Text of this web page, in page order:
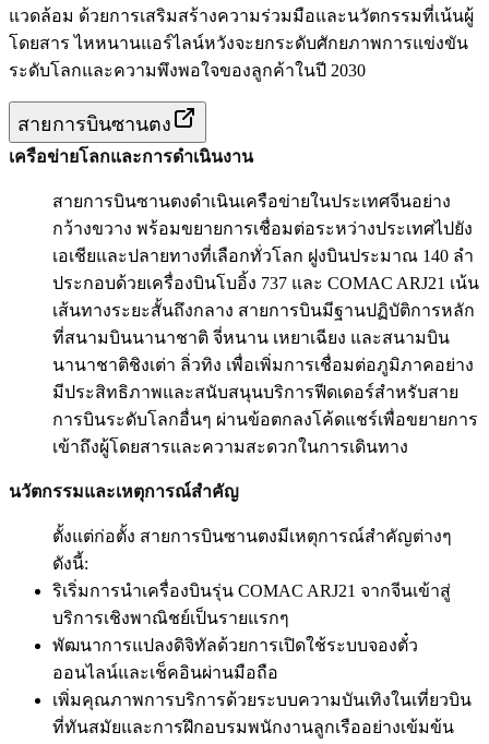
แวดล้อม ด้วยการเสริมสร้างความร่วมมือและนวัตกรรมที่เน้นผู้
โดยสาร ไหหนานแอร์ไลน์หวังจะยกระดับศักยภาพการแข่งขัน
ระดับโลกและความพึงพอใจของลูกค้าในปี 2030
สายการบินซานตง
เครือข่ายโลกและการดำเนินงาน
สายการบินซานตงดำเนินเครือข่ายในประเทศจีนอย่าง
กว้างขวาง พร้อมขยายการเชื่อมต่อระหว่างประเทศไปยัง
เอเชียและปลายทางที่เลือกทั่วโลก ฝูงบินประมาณ 140 ลำ
ประกอบด้วยเครื่องบินโบอิ้ง 737 และ COMAC ARJ21 เน้น
เส้นทางระยะสั้นถึงกลาง สายการบินมีฐานปฏิบัติการหลัก
ที่สนามบินนานาชาติ จี่หนาน เหยาเฉียง และสนามบิน
นานาชาติชิงเต่า ลิ่วทิง เพื่อเพิ่มการเชื่อมต่อภูมิภาคอย่าง
มีประสิทธิภาพและสนับสนุนบริการฟีดเดอร์สำหรับสาย
การบินระดับโลกอื่นๆ ผ่านข้อตกลงโค้ดแชร์เพื่อขยายการ
เข้าถึงผู้โดยสารและความสะดวกในการเดินทาง
นวัตกรรมและเหตุการณ์สำคัญ
ตั้งแต่ก่อตั้ง สายการบินซานตงมีเหตุการณ์สำคัญต่างๆ
ดังนี้:
ริเริ่มการนำเครื่องบินรุ่น COMAC ARJ21 จากจีนเข้าสู่
บริการเชิงพาณิชย์เป็นรายแรกๆ
พัฒนาการแปลงดิจิทัลด้วยการเปิดใช้ระบบจองตั๋ว
ออนไลน์และเช็คอินผ่านมือถือ
เพิ่มคุณภาพการบริการด้วยระบบความบันเทิงในเที่ยวบิน
ที่ทันสมัยและการฝึกอบรมพนักงานลูกเรืออย่างเข้มข้น